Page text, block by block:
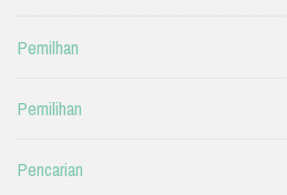
Pemilhan
Pemilihan
Pencarian